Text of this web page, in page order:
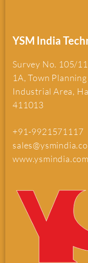
YSM India
Survey No. 105/
1A, Town
Industrial Area,
411013
+91-9921571117
www.ysmindia.com